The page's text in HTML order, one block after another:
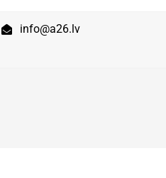
info@a26.lv